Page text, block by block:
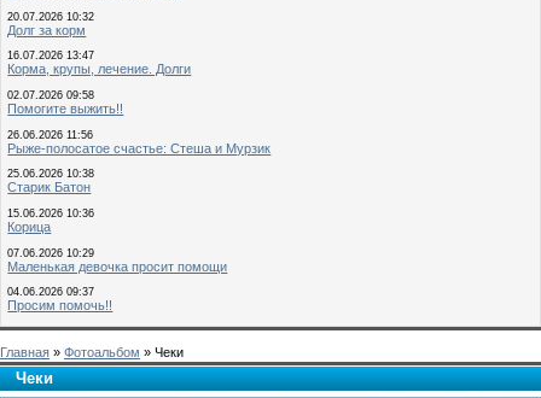
20.07.2026 10:32
Долг за корм
16.07.2026 13:47
Корма, крупы, лечение. Долги
02.07.2026 09:58
Помогите выжить!!
26.06.2026 11:56
Рыже-полосатое счастье: Стеша и Мурзик
25.06.2026 10:38
Старик Батон
15.06.2026 10:36
Корица
07.06.2026 10:29
Маленькая девочка просит помощи
04.06.2026 09:37
Просим помочь!!
Главная » Фотоальбом » Чеки
Чеки